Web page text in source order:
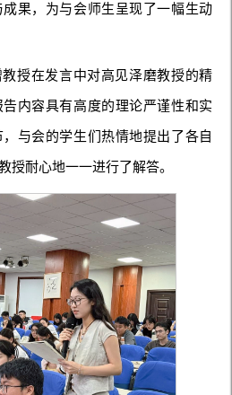
果，为与会师生呈现了一幅生动
授在发言中对高见泽磨教授的精
内容具有高度的理论严谨性和实
与会的学生们热情地提出了各自
授耐心地一一进行了解答。